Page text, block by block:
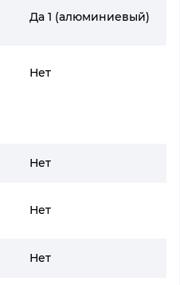
Да 1 (алюминиевый)
Нет
Нет
Нет
Нет